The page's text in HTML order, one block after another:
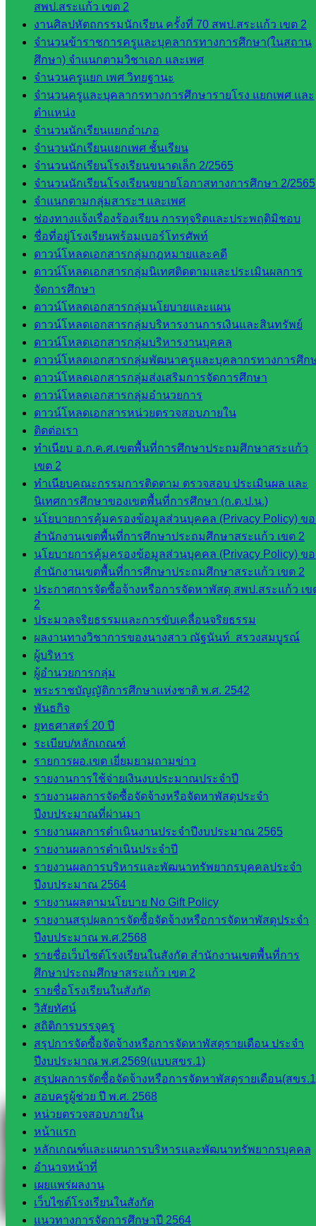
สพป.สระแก้ว เขต 2
งานศิลปหัตถกรรมนักเรียน ครั้งที่ 70 สพป.สระแก้ว เขต 2
จำนวนข้าราชการครูและบุคลากรทางการศึกษา(ในสถาน
ศึกษา) จำแนกตามวิชาเอก และเพศ
จำนวนครูแยก เพศ วิทยฐานะ
จำนวนครูและบุคลากรทางการศึกษารายโรง แยกเพศ และ
ตำแหน่ง
จำนวนนักเรียนแยกอำเภอ
จำนวนนักเรียนแยกเพศ ชั้นเรียน
จำนวนนักเรียนโรงเรียนขนาดเล็ก 2/2565
จำนวนนักเรียนโรงเรียนขยายโอกาสทางการศึกษา 2/2565
จำแนกตามกลุ่มสาระฯ และเพศ
ช่องทางแจ้งเรื่องร้องเรียน การทุจริตและประพฤติมิชอบ
ชื่อที่อยู่โรงเรียนพร้อมเบอร์โทรศัพท์
ดาวน์โหลดเอกสารกลุ่มกฎหมายและคดี
ดาวน์โหลดเอกสารกลุ่มนิเทศติดตามและประเมินผลการ
จัดการศึกษา
ดาวน์โหลดเอกสารกลุ่มนโยบายและแผน
ดาวน์โหลดเอกสารกลุ่มบริหารงานการเงินและสินทรัพย์
ดาวน์โหลดเอกสารกลุ่มบริหารงานบุคคล
ดาวน์โหลดเอกสารกลุ่มพัฒนาครูและบุคลากรทางการศึก
ดาวน์โหลดเอกสารกลุ่มส่งเสริมการจัดการศึกษา
ดาวน์โหลดเอกสารกลุ่มอำนวยการ
ดาวน์โหลดเอกสารหน่วยตรวจสอบภายใน
ติดต่อเรา
ทำเนียบ อ.ก.ค.ศ.เขตพื้นที่การศึกษาประถมศึกษาสระแก้ว
เขต 2
ทำเนียบคณะกรรมการติดตาม ตรวจสอบ ประเมินผล และ
นิเทศการศึกษาของเขตพื้นที่การศึกษา (ก.ต.ป.น.)
นโยบายการคุ้มครองข้อมูลส่วนบุคคล (Privacy Policy) ข
สำนักงานเขตพื้นที่การศึกษาประถมศึกษาสระแก้ว เขต 2
นโยบายการคุ้มครองข้อมูลส่วนบุคคล (Privacy Policy) ข
สำนักงานเขตพื้นที่การศึกษาประถมศึกษาสระแก้ว เขต 2
ประกาศการจัดซื้อจ้างหรือการจัดหาพัสดุ สพป.สระแก้ว เข
2
ประมวลจริยธรรมและการขับเคลื่อนจริยธรรม
ผลงานทางวิชาการของนางสาว ณัฐนันท์ สรวงสมบูรณ์
ผู้บริหาร
ผู้อำนวยการกลุ่ม
พระราชบัญญัติการศึกษาแห่งชาติ พ.ศ. 2542
พันธกิจ
ยุทธศาสตร์ 20 ปี
ระเบียบ/หลักเกณฑ์
รายการผอ.เขต เยี่ยมยามถามข่าว
รายงานการใช้จ่ายเงินงบประมาณประจำปี
รายงานผลการจัดซื้อจัดจ้างหรือจัดหาพัสดุประจำ
ปีงบประมาณที่ผ่านมา
รายงานผลการดำเนินงานประจำปีงบประมาณ 2565
รายงานผลการดำเนินประจำปี
รายงานผลการบริหารและพัฒนาทรัพยากรบุคคลประจำ
ปีงบประมาณ 2564
รายงานผลตามนโยบาย No Gift Policy
รายงานสรุปผลการจัดซื้อจัดจ้างหรือการจัดหาพัสดุประจำ
ปีงบประมาณ พ.ศ.2568
รายชื่อเว็บไซต์โรงเรียนในสังกัด สำนักงานเขตพื้นที่การ
ศึกษาประถมศึกษาสระแก้ว เขต 2
รายชื่อโรงเรียนในสังกัด
วิสัยทัศน์
สถิติการบรรจุครู
สรุปการจัดซื้อจัดจ้างหรือการจัดหาพัสดุรายเดือน ประจำ
ปีงบประมาณ พ.ศ.2569(แบบสขร.1)
สรุปผลการจัดซื้อจัดจ้างหรือการจัดหาพัสดุรายเดือน(สขร
สอบครูผู้ช่วย ปี พ.ศ. 2568
หน่วยตรวจสอบภายใน
หน้าแรก
หลักเกณฑ์และแผนการบริหารและพัฒนาทรัพยากรบุคคล
อำนาจหน้าที่
เผยแพร่ผลงาน
เว็บไซต์โรงเรียนในสังกัด
แนวทางการจัดการศึกษาปี 2564
เว็บไซต์
คณะ
กรรมการ
ก.ต.ป.น.
เว็บไซต์
อ.ค.ก.ศ.เขต
พื้นที่การ
ศึกษา
ดาวน์โหลด
เอกสาร
กลุ่
มอำนวย
การ
กลุ่ม
บริหาร
งานงาน
เงินและ
สินทรัพย์
กลุ่มน
โยบาย
และแผน
กลุ่มส่ง
เสริมการ
จัดการ
ศึกษา
กลุ่ม
บริหาร
งาน
บุคคล
กลุ่ม
พัฒนาครู
คลากรฯ
กลุ่มนิ
เทศ
ติดตาม
และประ
เมินผลฯ
::: ©2021 sakarea2.go.th. All rights reserved. Design By SK2 ICT
TEAM :::
สอบถามได้นะคะ
Tel 037-232263:
Messenger
Facebook